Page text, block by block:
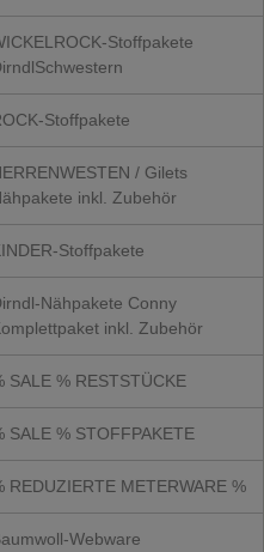
Stoffpakete
Stoffpakete
/ Gilets
inkl. Zubehör
Stoffpakete
Nähpakete Conny
inkl. Zubehör
SALE % RESTSTÜCKE
SALE % STOFFPAKETE
REDUZIERTE METERWARE %
Webware